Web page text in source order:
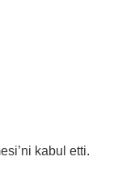
kabul etti.